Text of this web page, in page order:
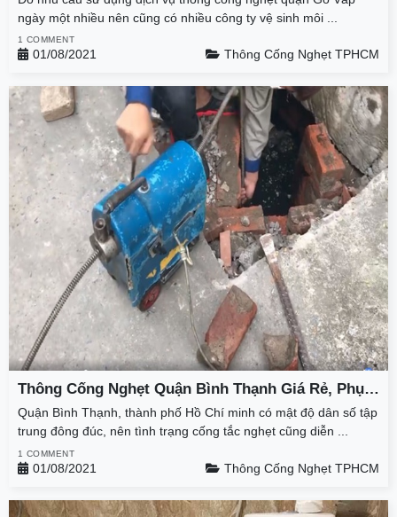
ngày một nhiều nên cũng có nhiều công ty vệ sinh môi ...
1 COMMENT
01/08/2021 Thông Cống Nghẹt TPHCM
Thông Cống Nghẹt Quận Bình Thạnh Giá Rẻ, Phục
Vụ 24/7 Tại Thành Phát
Quận Bình Thạnh, thành phố Hồ Chí minh có mật độ dân số tập
trung đông đúc, nên tình trạng cống tắc nghẹt cũng diễn ...
1 COMMENT
01/08/2021 Thông Cống Nghẹt TPHCM